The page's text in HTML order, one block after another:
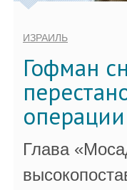
ИЗРАИЛЬ
Гофман
Глава